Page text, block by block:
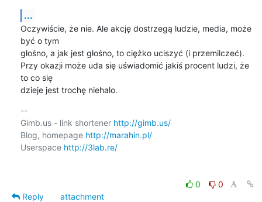
...
Oczywiście, że nie. Ale akcję dostrzegą ludzie, media, może
być o tym
głośno, a jak jest głośno, to ciężko uciszyć (i przemilczeć).
Przy okazji może uda się uświadomić jakiś procent ludzi, że
to co się
dzieje jest trochę niehalo.
--
Gimb.us - link shortener http://gimb.us/
Blog, homepage http://marahin.pl/
Userspace http://3lab.re/
0
0
Reply
attachment